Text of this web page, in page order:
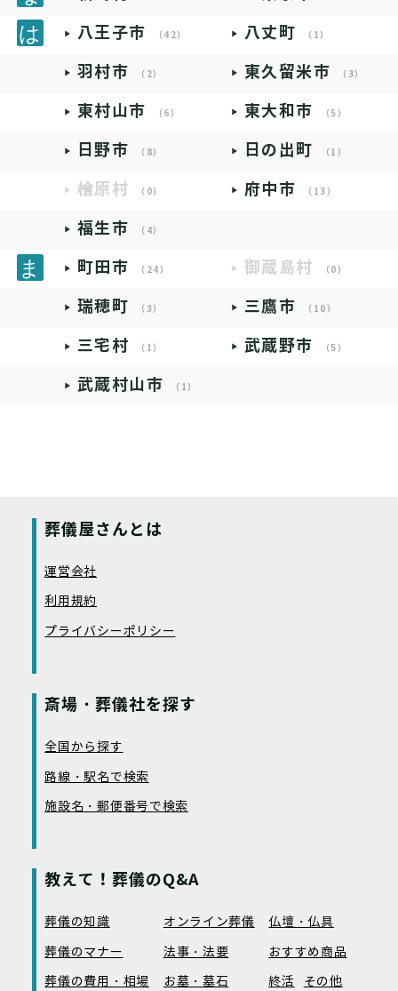
八王子市 （42） 八丈町 （1）
羽村市 （2） 東久留米市 （3）
東村山市 （6） 東大和市 （5）
日野市 （8） 日の出町 （1）
檜原村 （0） 府中市 （13）
福生市 （4）
町田市 （24） 御蔵島村 （0）
瑞穂町 （3） 三鷹市 （10）
三宅村 （1） 武蔵野市 （5）
武蔵村山市 （1）
葬儀屋さんとは
運営会社
利用規約
プライバシーポリシー
斎場・葬儀社を探す
全国から探す
路線・駅名で検索
施設名・郵便番号で検索
教えて！葬儀のQ&A
葬儀の知識 オンライン葬儀
仏壇・仏具
葬儀のマナー
法事・法要
おすすめ商品
葬儀の費用・相場
お墓・墓石 終活 その他